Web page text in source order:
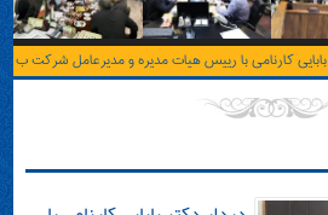
بابایی کارنامی با رییس هیات مدیره و مدیرعامل شرکت